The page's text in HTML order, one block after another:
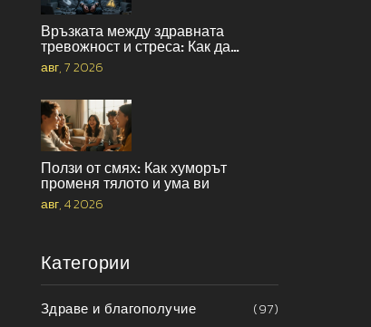
Връзката между здравната
тревожност и стреса: Как да
прекъснете порочния кръг
авг, 7 2026
Ползи от смях: Как хуморът
променя тялото и ума ви
авг, 4 2026
Категории
Здраве и благополучие
(97)